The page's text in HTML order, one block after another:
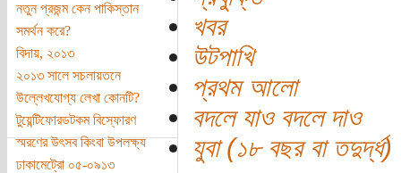
নতুন প্রজন্ম কেন পাকিস্তান
সমর্থন করে?
বিদায়, ২০১৩
২০১৩ সালে সচলায়তনে
উল্লেখযোগ্য লেখা কোনটি?
টুয়েন্টিফোরডটকম বিস্ফোরণ
স্মরণের উৎসব কিংবা উপলক্ষ্য
ঢাকামেট্রো ০৫-০৯১৩
খবর
উটপাখি
প্রথম আলো
বদলে যাও বদলে দাও
যুবা (১৮ বছর বা তদুর্দ্ধ)